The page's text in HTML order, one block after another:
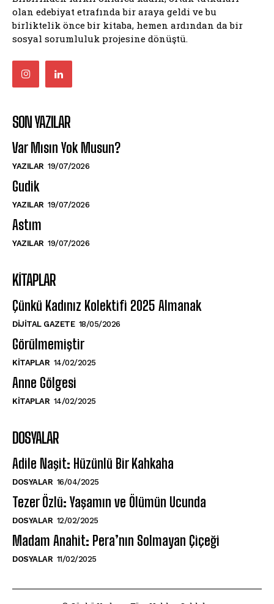
olan edebiyat etrafında bir araya geldi ve bu
birliktelik önce bir kitaba, hemen ardından da bir
sosyal sorumluluk projesine dönüştü.
SON YAZILAR
Var Mısın Yok Musun?
YAZILAR 19/07/2026
Gudik
YAZILAR 19/07/2026
Astım
YAZILAR 19/07/2026
KITAPLAR
Çünkü Kadınız Kolektifi 2025 Almanak
DIJITAL GAZETE 18/05/2026
Görülmemiştir
KITAPLAR 14/02/2025
Anne Gölgesi
KITAPLAR 14/02/2025
DOSYALAR
Adile Naşit: Hüzünlü Bir Kahkaha
DOSYALAR 16/04/2025
Tezer Özlü: Yaşamın ve Ölümün Ucunda
DOSYALAR 12/02/2025
Madam Anahit: Pera’nın Solmayan Çiçeği
DOSYALAR 11/02/2025